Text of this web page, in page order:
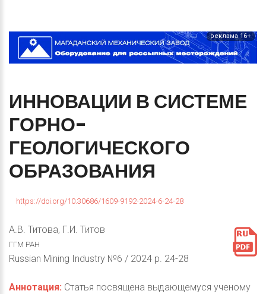
реклама 16+
ИННОВАЦИИ В СИСТЕМЕ
ГОРНО-
ГЕОЛОГИЧЕСКОГО
ОБРАЗОВАНИЯ
https://doi.org/10.30686/1609-9192-2024-6-24-28
А.В. Титова, Г.И. Титов
ГГМ РАН
Russian Mining Industry №6 / 2024 p. 24-28
Аннотация: Статья посвящена выдающемуся ученому